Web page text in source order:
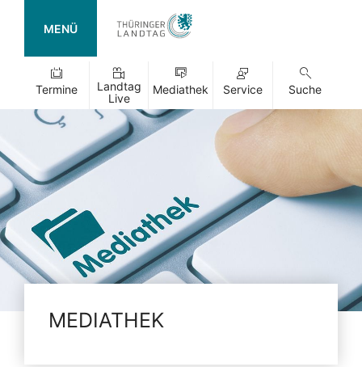
MENÜ
Termine
Landtag
Live
Mediathek Service Suche
MEDIATHEK